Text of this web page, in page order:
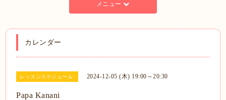
メニュー
カレンダー
レッスンスケジュール 2024-12-05 (木) 19:00～20:30
Papa Kanani